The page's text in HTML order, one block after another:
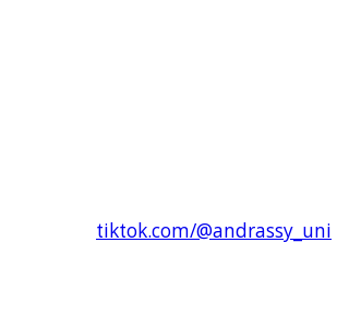
tiktok.com/@andrassy_uni